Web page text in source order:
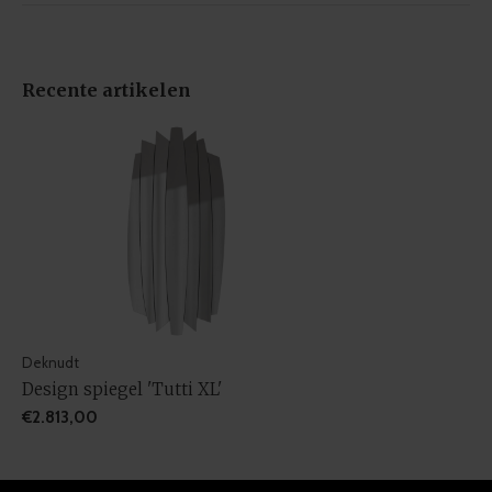
Recente artikelen
Deknudt
Design spiegel 'Tutti XL'
€2.813,00